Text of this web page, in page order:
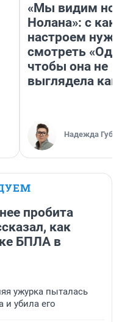
«Мы видим
Нолана»: с
настроем
смотреть
чтобы она не
выглядела как
Надежда
пробита
как
БПЛА в
ужурка пыталась
и убила его